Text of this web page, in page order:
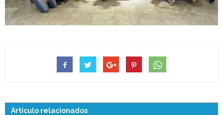
Artículo relacionados